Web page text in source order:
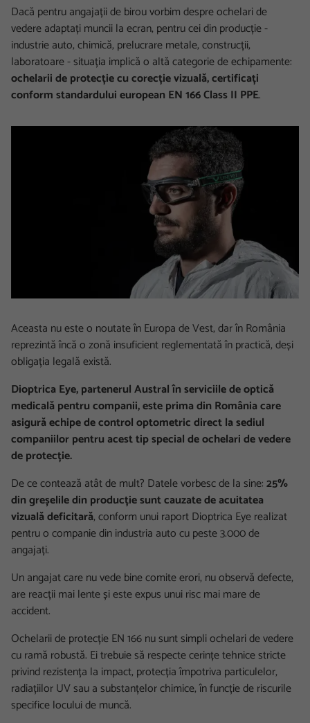
Dacă pentru angajații de birou vorbim despre ochelari de
vedere adaptați muncii la ecran, pentru cei din producție -
industrie auto, chimică, prelucrare metale, construcții,
laboratoare - situația implică o altă categorie de echipamente:
ochelarii de protecție cu corecție vizuală, certificați
conform standardului european EN 166 Class II PPE.
Aceasta nu este o noutate în Europa de Vest, dar în România
reprezintă încă o zonă insuficient reglementată în practică, deși
obligația legală există.
Dioptrica Eye, partenerul Austral în serviciile de optică
medicală pentru companii, este prima din România care
asigură echipe de control optometric direct la sediul
companiilor pentru acest tip special de ochelari de vedere
de protecție.
De ce contează atât de mult? Datele vorbesc de la sine:25%
din greșelile din producție sunt cauzate de acuitatea
vizuală deficitară, conform unui raport Dioptrica Eye realizat
pentru o companie din industria auto cu peste 3.000 de
angajați.
Un angajat care nu vede bine comite erori, nu observă defecte,
are reacții mai lente și este expus unui risc mai mare de
accident.
Ochelarii de protecție EN 166 nu sunt simpli ochelari de vedere
cu ramă robustă. Ei trebuie să respecte cerințe tehnice stricte
privind rezistența la impact, protecția împotriva particulelor,
radiațiilor UV sau a substanțelor chimice, în funcție de riscurile
specifice locului de muncă.